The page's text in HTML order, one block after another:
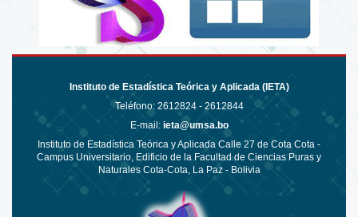
Instituto de Estadística Teórica y Aplicada (IETA)
Teléfono: 2612824 - 2612844
E-mail: ieta@umsa.bo
Instituto de Estadística Teórica y Aplicada Calle 27 de Cota Cota -
Campus Universitario, Edificio de la Facultad de Ciencias Puras y
Naturales Cota-Cota, La Paz - Bolivia